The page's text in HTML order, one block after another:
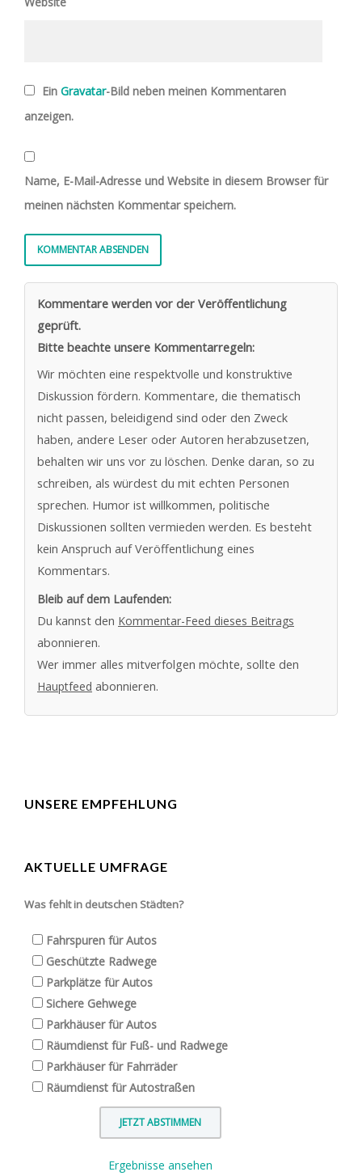
Ein Gravatar-Bild neben meinen Kommentaren
anzeigen.
Name, E-Mail-Adresse und Website in diesem Browser für
meinen nächsten Kommentar speichern.
Kommentare werden vor der Veröffentlichung
geprüft.
Bitte beachte unsere Kommentarregeln:
Wir möchten eine respektvolle und konstruktive
Diskussion fördern. Kommentare, die thematisch
nicht passen, beleidigend sind oder den Zweck
haben, andere Leser oder Autoren herabzusetzen,
behalten wir uns vor zu löschen. Denke daran, so zu
schreiben, als würdest du mit echten Personen
sprechen. Humor ist willkommen, politische
Diskussionen sollten vermieden werden. Es besteht
kein Anspruch auf Veröffentlichung eines
Kommentars.
Bleib auf dem Laufenden:
Du kannst den Kommentar-Feed dieses Beitrags
abonnieren.
Wer immer alles mitverfolgen möchte, sollte den
Hauptfeed abonnieren.
UNSERE EMPFEHLUNG
AKTUELLE UMFRAGE
Was fehlt in deutschen Städten?
Fahrspuren für Autos
Geschützte Radwege
Parkplätze für Autos
Sichere Gehwege
Parkhäuser für Autos
Räumdienst für Fuß- und Radwege
Parkhäuser für Fahrräder
Räumdienst für Autostraßen
Ergebnisse ansehen